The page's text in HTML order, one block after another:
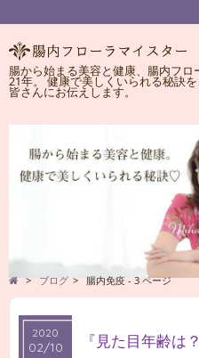
腸から始まる美容と健康、腸内フロ
21年。 健康で美しくいられる秘訣
皆さんにお伝えします。
> ブログ > 腸内免疫 - 3 ページ
2020
02/10
2020
02/10 『見た目年齢は？